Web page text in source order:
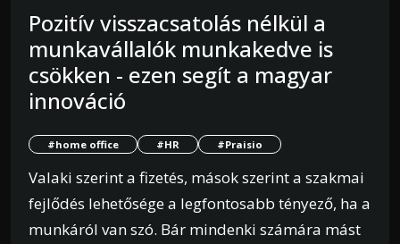
Pozitív visszacsatolás nélkül a
munkavállalók munkakedve is
csökken - ezen segít a magyar
innováció
#home office #HR #Praisio
Valaki szerint a fizetés, mások szerint a szakmai
fejlődés lehetősége a legfontosabb tényező, ha a
munkáról van szó. Bár mindenki számára mást